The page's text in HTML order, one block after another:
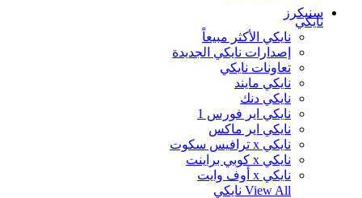
سنيكرز
نايكي
نايكي الأكثر مبيعاً
إصدارات نايكي الجديدة
تعاونات نايكي
نايكي مايند
نايكي دنك
نايكي اير فورس 1
نايكي اير ماكس
نايكي x ترافيس سكوت
نايكي x كوبي براينت
نايكي x أوف وايت
View All نايكي